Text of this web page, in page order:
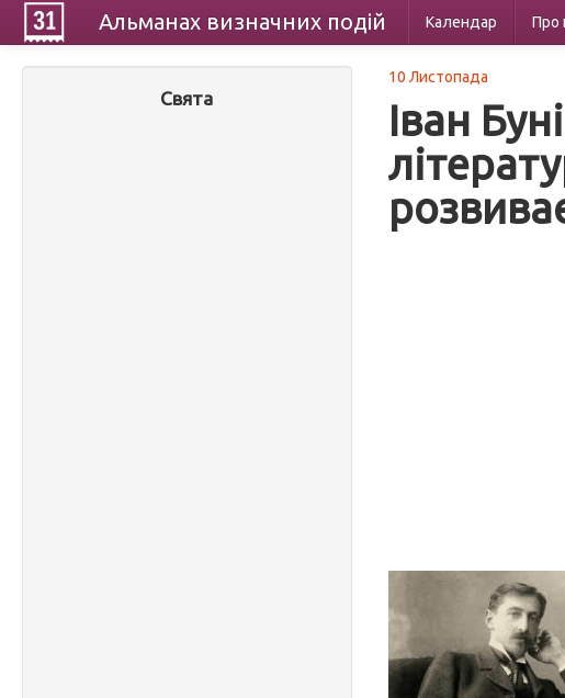
Альманах визначних подій Календар Про
Свята
10 Листопада
Іван